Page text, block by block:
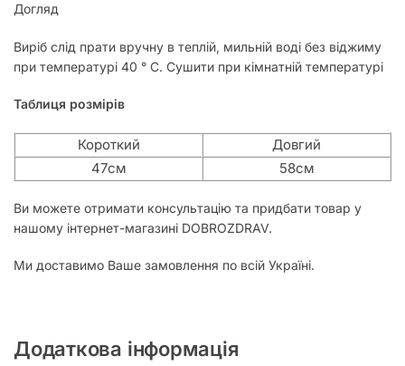
Догляд
Виріб слід прати вручну в теплій, мильній воді без віджиму
при температурі 40 ° C. Сушити при кімнатній температурі
Таблиця розмірів
Короткий
Довгий
47см
58см
Ви можете отримати консультацію та придбати товар у
нашому інтернет-магазині DOBROZDRAV.
Ми доставимо Ваше замовлення по всій Україні.
Додаткова інформація